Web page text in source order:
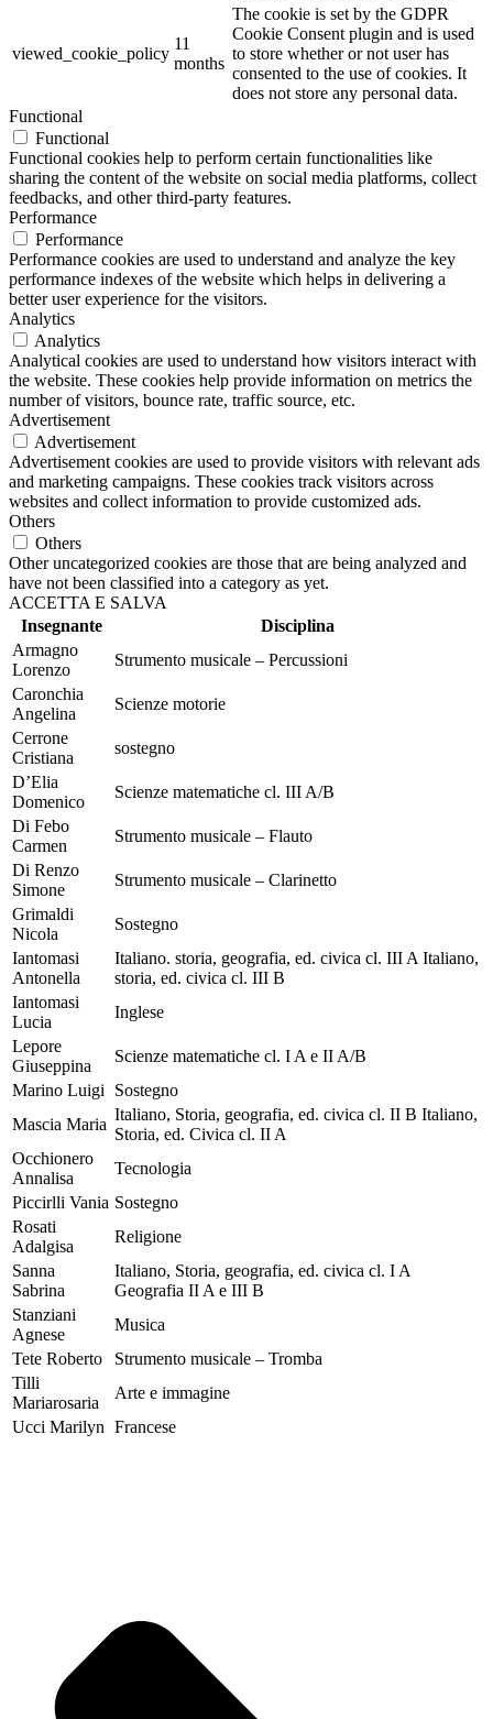
viewed_cookie_policy
11
months
The cookie is set by the GDPR
Cookie Consent plugin and is used
to store whether or not user has
consented to the use of cookies. It
does not store any personal data.
Functional
Functional
Functional cookies help to perform certain functionalities like
sharing the content of the website on social media platforms, collect
feedbacks, and other third-party features.
Performance
Performance
Performance cookies are used to understand and analyze the key
performance indexes of the website which helps in delivering a
better user experience for the visitors.
Analytics
Analytics
Analytical cookies are used to understand how visitors interact with
the website. These cookies help provide information on metrics the
number of visitors, bounce rate, traffic source, etc.
Advertisement
Advertisement
Advertisement cookies are used to provide visitors with relevant ads
and marketing campaigns. These cookies track visitors across
websites and collect information to provide customized ads.
Others
Others
Other uncategorized cookies are those that are being analyzed and
have not been classified into a category as yet.
ACCETTA E SALVA
Insegnante
Disciplina
Armagno
Lorenzo
Strumento musicale – Percussioni
Caronchia
Angelina
Scienze motorie
Cerrone
Cristiana
sostegno
D’Elia
Domenico
Scienze matematiche cl. III A/B
Di Febo
Carmen
Strumento musicale – Flauto
Di Renzo
Simone
Strumento musicale – Clarinetto
Grimaldi
Nicola
Sostegno
Iantomasi
Antonella
Italiano. storia, geografia, ed. civica cl. III A Italiano,
storia, ed. civica cl. III B
Iantomasi
Lucia
Inglese
Lepore
Giuseppina
Scienze matematiche cl. I A e II A/B
Marino Luigi
Sostegno
Mascia Maria
Italiano, Storia, geografia, ed. civica cl. II B Italiano,
Storia, ed. Civica cl. II A
Occhionero
Annalisa
Tecnologia
Piccirlli Vania Sostegno
Rosati
Adalgisa
Religione
Sanna
Sabrina
Italiano, Storia, geografia, ed. civica cl. I A
Geografia II A e III B
Stanziani
Agnese
Musica
Tete Roberto
Strumento musicale – Tromba
Tilli
Mariarosaria
Arte e immagine
Ucci Marilyn Francese